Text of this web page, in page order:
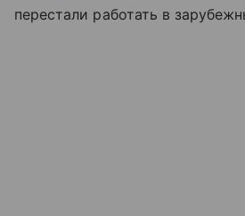
перестали работать в